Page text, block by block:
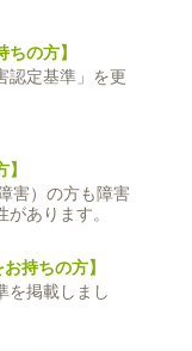
ちの方】
認定基準」を更
害）の方も障害
あります。
持ちの方】
を掲載しまし